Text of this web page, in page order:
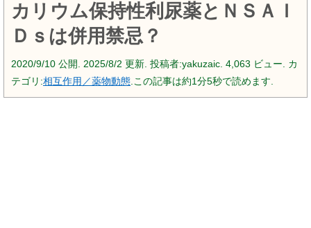
カリウム保持性利尿薬とＮＳＡＩ
Ｄｓは併用禁忌？
2020/9/10 公開. 2025/8/2 更新. 投稿者:yakuzaic. 4,063 ビュー. カ
テゴリ:相互作用／薬物動態 .この記事は約1分5秒で読めます.